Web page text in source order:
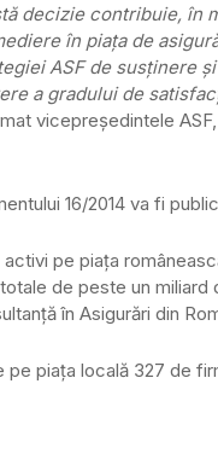
decizie contribuie, în
în piaţa de
ASF de susţinere
a gradului de
vicepreşedintele
16/2014 va fi
pe piaţa
de peste un
în Asigurări din
pe piaţa locală 327 de